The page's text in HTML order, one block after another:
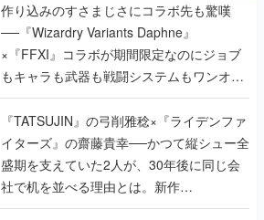
作り込みのすさまじさにコラボ先も驚嘆
──『Wizardry Variants Daphne』
×『FFXI』コラボが期間限定なのにジョブ
もキャラも武器も戦闘システムもワンオフ
で作り込まれた理由を両ディレクターに聞
く
『TATSUJIN』の弓削雅稔×『ライデンファ
イターズ』の齋藤貴幸──かつて縦シュー全
盛期を支えていた2人が、30年後に同じ会
社で机を並べる理由とは。新作
『TATSUJIN EXTREME』で初タッグを組